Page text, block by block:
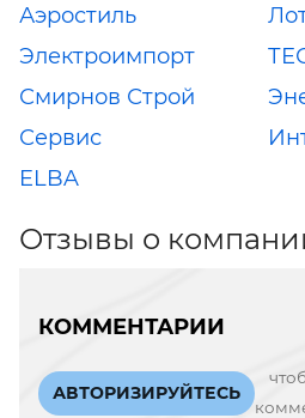
Аэростиль
Электроимпорт
Смирнов Строй
Сервис
ELBA
Отзывы о
КОММЕНТАРИИ
АВТОРИЗИРУЙТЕСЬ